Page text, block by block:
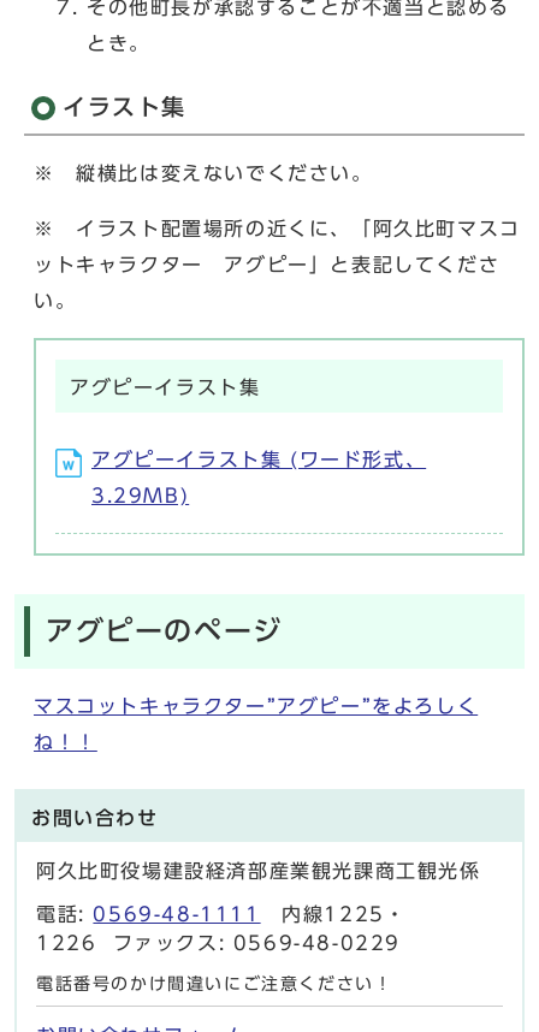
その他町長が承認することが不適当と認める
とき。
イラスト集
※ 縦横比は変えないでください。
※ イラスト配置場所の近くに、「阿久比町マスコ
ットキャラクター アグピー」と表記してくださ
い。
アグピーイラスト集
アグピーイラスト集 (ワード形式、
3.29MB)
アグピーのページ
マスコットキャラクター”アグピー”をよろしく
ね！！
お問い合わせ
阿久比町役場建設経済部産業観光課商工観光係
電話: 0569-48-1111
内線1225・
1226 ファックス: 0569-48-0229
電話番号のかけ間違いにご注意ください！